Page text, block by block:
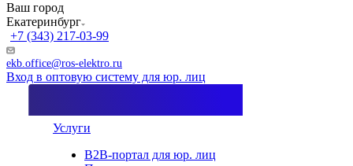
Ваш город
Екатеринбург
+7 (343) 217-03-99
ekb.office@ros-elektro.ru
Вход в оптовую систему для юр. лиц
Услуги
B2B-портал для юр. лиц